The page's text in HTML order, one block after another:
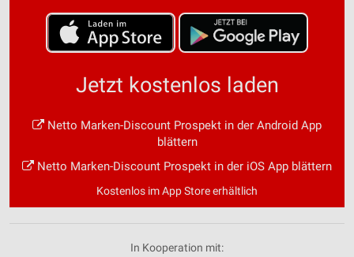
Jetzt kostenlos laden
Netto Marken-Discount Prospekt in der Android App
blättern
Netto Marken-Discount Prospekt in der iOS App blättern
Kostenlos im App Store erhältlich
In Kooperation mit: